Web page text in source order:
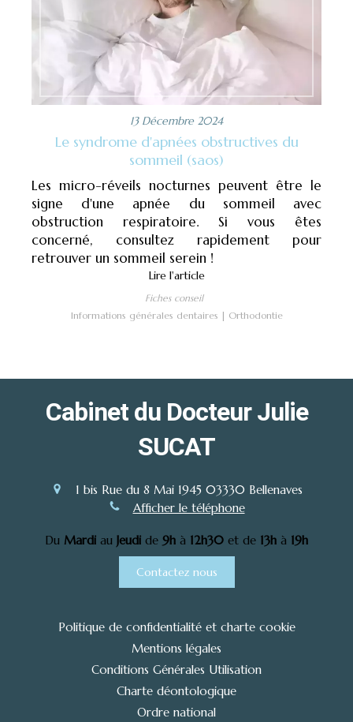
13 Décembre 2024
Le syndrome d'apnées obstructives du
sommeil (saos)
Les micro-réveils nocturnes peuvent être le
signe d'une apnée du sommeil avec
obstruction respiratoire. Si vous êtes
concerné, consultez rapidement pour
retrouver un sommeil serein !
Lire l'article
Fiches conseil
Informations générales dentaires
Orthodontie
Cabinet du Docteur Julie
SUCAT
1 bis Rue du 8 Mai 1945 03330 Bellenaves
Afficher le téléphone
Du Mardi au Jeudi de 9h à 12h30 et de 13h à 19h
Contactez nous
Politique de confidentialité et charte cookie
Mentions légales
Conditions Générales Utilisation
Charte déontologique
Ordre national